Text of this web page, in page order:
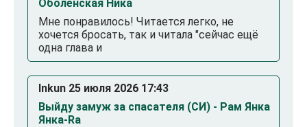
Оболенская Ника
Мне понравилось! Читается легко, не
хочется бросать, так и читала "сейчас ещё
одна глава и
Inkun 25 июля 2026 17:43
Выйду замуж за спасателя (СИ) - Рам Янка
Янка-Ra